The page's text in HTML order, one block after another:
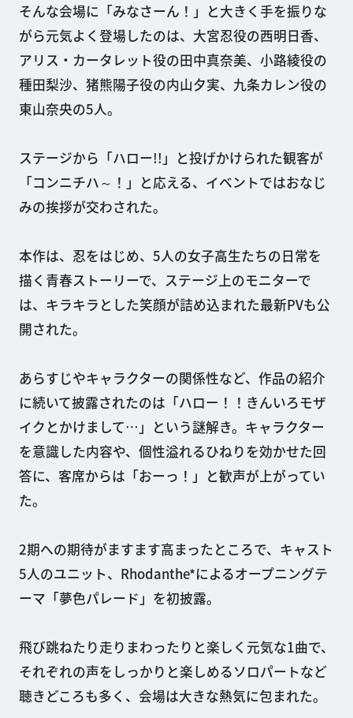
そんな会場に「みなさーん！」と大きく手を振りな
がら元気よく登場したのは、大宮忍役の西明日香、
アリス・カータレット役の田中真奈美、小路綾役の
種田梨沙、猪熊陽子役の内山夕実、九条カレン役の
東山奈央の5人。
ステージから「ハロー!!」と投げかけられた観客が
「コンニチハ～！」と応える、イベントではおなじ
みの挨拶が交わされた。
本作は、忍をはじめ、5人の女子高生たちの日常を
描く青春ストーリーで、ステージ上のモニターで
は、キラキラとした笑顔が詰め込まれた最新PVも公
開された。
あらすじやキャラクターの関係性など、作品の紹介
に続いて披露されたのは「ハロー！！きんいろモザ
イクとかけまして…」という謎解き。キャラクター
を意識した内容や、個性溢れるひねりを効かせた回
答に、客席からは「おーっ！」と歓声が上がってい
た。
2期への期待がますます高まったところで、キャスト
5人のユニット、Rhodanthe*によるオープニングテ
ーマ「夢色パレード」を初披露。
飛び跳ねたり走りまわったりと楽しく元気な1曲で、
それぞれの声をしっかりと楽しめるソロパートなど
聴きどころも多く、会場は大きな熱気に包まれた。